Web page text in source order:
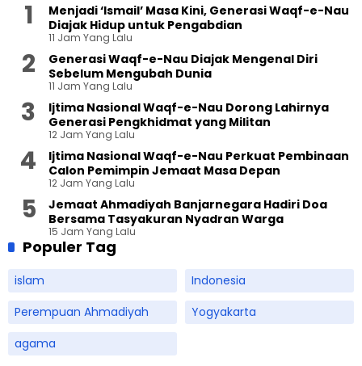
Menjadi ‘Ismail’ Masa Kini, Generasi Waqf-e-Nau
Diajak Hidup untuk Pengabdian
11 Jam Yang Lalu
Generasi Waqf-e-Nau Diajak Mengenal Diri
Sebelum Mengubah Dunia
11 Jam Yang Lalu
Ijtima Nasional Waqf-e-Nau Dorong Lahirnya
Generasi Pengkhidmat yang Militan
12 Jam Yang Lalu
Ijtima Nasional Waqf-e-Nau Perkuat Pembinaan
Calon Pemimpin Jemaat Masa Depan
12 Jam Yang Lalu
Jemaat Ahmadiyah Banjarnegara Hadiri Doa
Bersama Tasyakuran Nyadran Warga
15 Jam Yang Lalu
Populer Tag
islam
Indonesia
Perempuan Ahmadiyah
Yogyakarta
agama